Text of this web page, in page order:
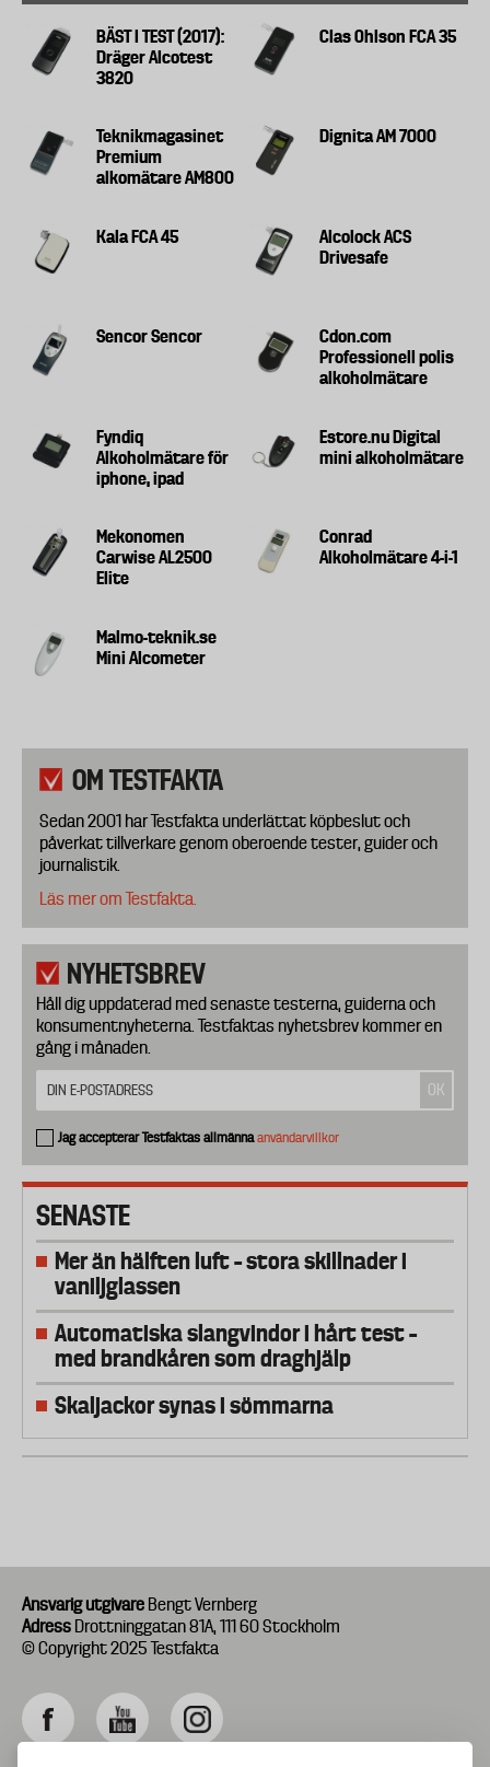
BÄST I TEST (2017):
Dräger Alcotest
3820
Clas Ohlson FCA 35
Teknikmagasinet
Premium
alkomätare AM800
Dignita AM 7000
Kala FCA 45
Alcolock ACS
Drivesafe
Sencor Sencor
Cdon.com
Professionell polis
alkoholmätare
Fyndiq
Alkoholmätare för
iphone, ipad
Estore.nu Digital
mini alkoholmätare
Mekonomen
Carwise AL2500
Elite
Conrad
Alkoholmätare 4-i-1
Malmo-teknik.se
Mini Alcometer
OM TESTFAKTA
Sedan 2001 har Testfakta underlättat köpbeslut och
påverkat tillverkare genom oberoende tester, guider och
journalistik.
Läs mer om Testfakta.
NYHETSBREV
Håll dig uppdaterad med senaste testerna, guiderna och
konsumentnyheterna. Testfaktas nyhetsbrev kommer en
gång i månaden.
Jag accepterar Testfaktas allmännaanvändarvillkor
SENASTE
Mer än hälften luft – stora skillnader i
vaniljglassen
Automatiska slangvindor i hårt test –
med brandkåren som draghjälp
Skaljackor synas i sömmarna
Ansvarig utgivare Bengt Vernberg
Adress Drottninggatan 81A, 111 60 Stockholm
© Copyright 2025 Testfakta